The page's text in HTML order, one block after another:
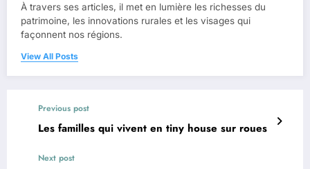
À travers ses articles, il met en lumière les richesses du
patrimoine, les innovations rurales et les visages qui
façonnent nos régions.
View All Posts
Previous post
Les familles qui vivent en tiny house sur roues
Next post